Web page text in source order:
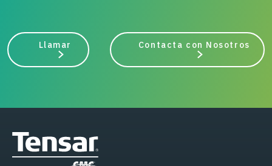
Llamar Contacta con Nosotros